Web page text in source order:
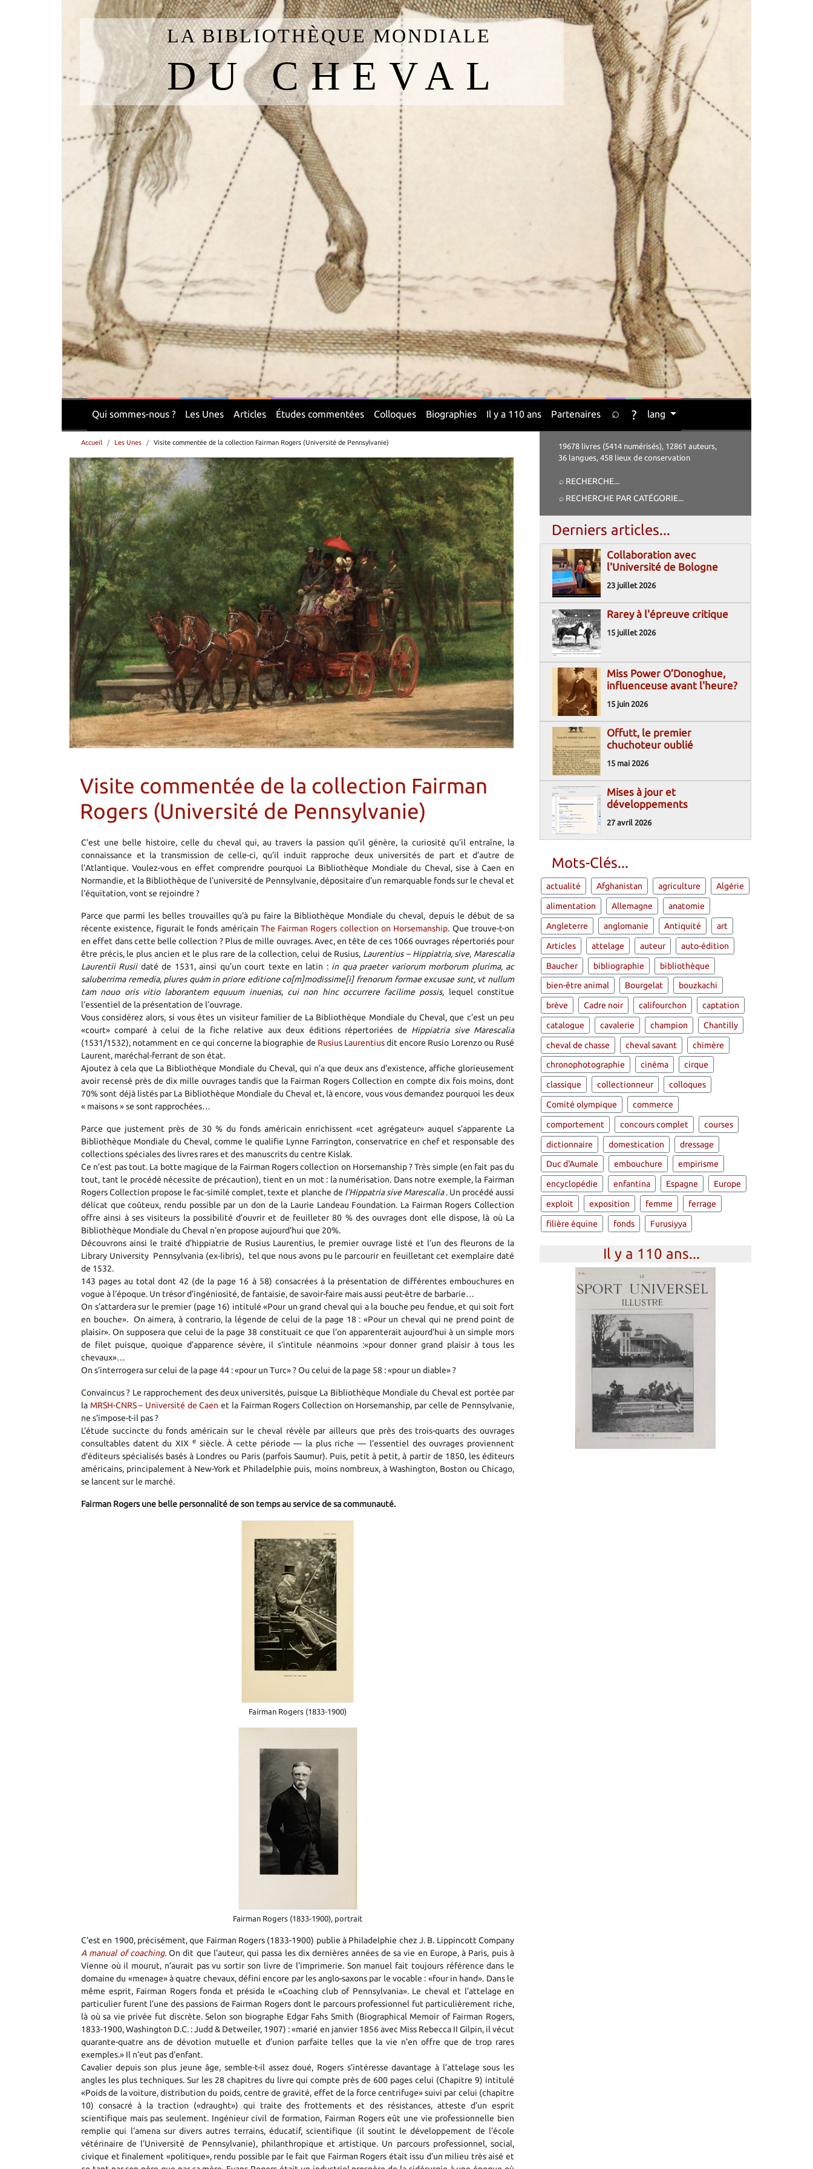
Qui sommes-nous ? Les Unes Articles Études commentées Colloques Biographies Il y a 110 ans Partenaires ⌕ ? lang
Accueil Les Unes Visite commentée de la collection Fairman Rogers (Université de Pennsylvanie)
Visite commentée de la collection Fairman
Rogers (Université de Pennsylvanie)
C’est une belle histoire, celle du cheval qui, au travers la passion qu’il génère, la curiosité qu’il entraîne, la
connaissance et la transmission de celle-ci, qu’il induit rapproche deux universités de part et d’autre de
l’Atlantique. Voulez-vous en effet comprendre pourquoi La Bibliothèque Mondiale du Cheval, sise à Caen en
Normandie, et la Bibliothèque de l’université de Pennsylvanie, dépositaire d’un remarquable fonds sur le cheval et
l’équitation, vont se rejoindre ?
Parce que parmi les belles trouvailles qu’à pu faire la Bibliothèque Mondiale du cheval, depuis le début de sa
récente existence, figurait le fonds américain The Fairman Rogers collection on Horsemanship. Que trouve-t-on
en effet dans cette belle collection ? Plus de mille ouvrages. Avec, en tête de ces 1066 ouvrages répertoriés pour
être précis, le plus ancien et le plus rare de la collection, celui de Rusius, Laurentius – Hippiatria, sive, Marescalia
Laurentii Rusii daté de 1531, ainsi qu’un court texte en latin : in qua praeter variorum morborum plurima, ac
saluberrima remedia, plures quàm in priore editione co[m]modissime[i] frenorum formae excusae sunt, vt nullum
tam nouo oris vitio laborantem equuum inuenias, cui non hinc occurrere facilime possis, lequel constitue
l’essentiel de la présentation de l’ouvrage.
Vous considérez alors, si vous êtes un visiteur familier de La Bibliothèque Mondiale du Cheval, que c’est un peu
«court» comparé à celui de la fiche relative aux deux éditions répertoriées de Hippiatria sive Marescalia
(1531/1532), notamment en ce qui concerne la biographie de Rusius Laurentiusdit encore Rusio Lorenzo ou Rusé
Laurent, maréchal-ferrant de son état.
Ajoutez à cela que La Bibliothèque Mondiale du Cheval, qui n’a que deux ans d’existence, affiche glorieusement
avoir recensé près de dix mille ouvrages tandis que la Fairman Rogers Collection en compte dix fois moins, dont
70% sont déjà listés par La Bibliothèque Mondiale du Cheval et, là encore, vous vous demandez pourquoi les deux
« maisons » se sont rapprochées…
Parce que justement près de 30 % du fonds américain enrichissent «cet agrégateur» auquel s’apparente La
Bibliothèque Mondiale du Cheval, comme le qualifie Lynne Farrington, conservatrice en chef et responsable des
collections spéciales des livres rares et des manuscrits du centre Kislak.
Ce n’est pas tout. La botte magique de la Fairman Rogers collection on Horsemanship ? Très simple (en fait pas du
tout, tant le procédé nécessite de précaution), tient en un mot : la numérisation. Dans notre exemple, la Fairman
Rogers Collection propose le fac-similé complet, texte et planche de l’Hippatria sive Marescalia. Un procédé aussi
délicat que coûteux, rendu possible par un don de la Laurie Landeau Foundation. La Fairman Rogers Collection
offre ainsi à ses visiteurs la possibilité d’ouvrir et de feuilleter 80 % des ouvrages dont elle dispose, là où La
Bibliothèque Mondiale du Cheval n’en propose aujourd’hui que 20%.
Découvrons ainsi le traité d’hippiatrie de Rusius Laurentius, le premier ouvrage listé et l’un des fleurons de la
Library University Pennsylvania (ex-libris), tel que nous avons pu le parcourir en feuilletant cet exemplaire daté
de 1532.
143 pages au total dont 42 (de la page 16 à 58) consacrées à la présentation de différentes embouchures en
vogue à l’époque. Un trésor d’ingéniosité, de fantaisie, de savoir-faire mais aussi peut-être de barbarie…
On s’attardera sur le premier (page 16) intitulé «Pour un grand cheval qui a la bouche peu fendue, et qui soit fort
en bouche». On aimera, à contrario, la légende de celui de la page 18 : «Pour un cheval qui ne prend point de
plaisir». On supposera que celui de la page 38 constituait ce que l’on apparenterait aujourd’hui à un simple mors
de filet puisque, quoique d’apparence sévère, il s’intitule néanmoins :«pour donner grand plaisir à tous les
chevaux»…
On s’interrogera sur celui de la page 44 : «pour un Turc» ? Ou celui de la page 58 : «pour un diable» ?
Convaincus ? Le rapprochement des deux universités, puisque La Bibliothèque Mondiale du Cheval est portée par
la MRSH-CNRS – Université de Caenet la Fairman Rogers Collection on Horsemanship, par celle de Pennsylvanie,
ne s’impose-t-il pas ?
L’étude succincte du fonds américain sur le cheval révèle par ailleurs que près des trois-quarts des ouvrages
consultables datent du XIX e siècle. À cette période — la plus riche — l’essentiel des ouvrages proviennent
d’éditeurs spécialisés basés à Londres ou Paris (parfois Saumur). Puis, petit à petit, à partir de 1850, les éditeurs
américains, principalement à New-York et Philadelphie puis, moins nombreux, à Washington, Boston ou Chicago,
se lancent sur le marché.
Fairman Rogers une belle personnalité de son temps au service de sa communauté.
Fairman Rogers (1833-1900)
Fairman Rogers (1833-1900), portrait
C’est en 1900, précisément, que Fairman Rogers (1833-1900) publie à Philadelphie chez J. B. Lippincott Company
A manual of coaching.On dit que l’auteur, qui passa les dix dernières années de sa vie en Europe, à Paris, puis à
Vienne où il mourut, n’aurait pas vu sortir son livre de l’imprimerie. Son manuel fait toujours référence dans le
domaine du «menage» à quatre chevaux, défini encore par les anglo-saxons par le vocable : «four in hand». Dans le
même esprit, Fairman Rogers fonda et présida le «Coaching club of Pennsylvania». Le cheval et l’attelage en
particulier furent l’une des passions de Fairman Rogers dont le parcours professionnel fut particulièrement riche,
là où sa vie privée fut discrète. Selon son biographe Edgar Fahs Smith (Biographical Memoir of Fairman Rogers,
1833-1900, Washington D.C. : Judd & Detweiler, 1907) : «marié en janvier 1856 avec Miss Rebecca II Gilpin, il vécut
quarante-quatre ans de dévotion mutuelle et d’union parfaite telles que la vie n’en offre que de trop rares
exemples.» Il n’eut pas d’enfant.
Cavalier depuis son plus jeune âge, semble-t-il assez doué, Rogers s’intéresse davantage à l’attelage sous les
angles les plus techniques. Sur les 28 chapitres du livre qui compte près de 600 pages celui (Chapitre 9) intitulé
«Poids de la voiture, distribution du poids, centre de gravité, effet de la force centrifuge» suivi par celui (chapitre
10) consacré à la traction («draught») qui traite des frottements et des résistances, atteste d’un esprit
scientifique mais pas seulement. Ingénieur civil de formation, Fairman Rogers eût une vie professionnelle bien
remplie qui l’amena sur divers autres terrains, éducatif, scientifique (il soutint le développement de l’école
vétérinaire de l’Université de Pennsylvanie), philanthropique et artistique. Un parcours professionnel, social,
civique et finalement «politique», rendu possible par le fait que Fairman Rogers était issu d’un milieu très aisé et
19678 livres (5414 numérisés), 12861 auteurs,
36 langues, 458 lieux de conservation
⌕ RECHERCHE...
⌕ RECHERCHE PAR CATÉGORIE...
Derniers articles...
Collaboration avec
l'Université de Bologne
23 juillet 2026
Rarey à l'épreuve critique
15 juillet 2026
Miss Power O’Donoghue,
influenceuse avant l'heure?
15 juin 2026
Offutt, le premier
chuchoteur oublié
15 mai 2026
Mises à jour et
développements
27 avril 2026
Mots-Clés...
actualité Afghanistan agriculture Algérie
alimentation Allemagne anatomie
Angleterre anglomanie Antiquité art
Articles attelage auteur auto-édition
Baucher bibliographie bibliothèque
bien-être animal Bourgelat bouzkachi
brève Cadre noir califourchon captation
catalogue cavalerie champion Chantilly
cheval de chasse cheval savant chimère
chronophotographie cinéma cirque
classique collectionneur colloques
Comité olympique commerce
comportement concours complet courses
dictionnaire domestication dressage
Duc d'Aumale embouchure empirisme
encyclopédie enfantina Espagne Europe
exploit exposition femme ferrage
filière équine fonds Furusiyya
Il y a 110 ans...
LA BIBLIOTHÈQUE MONDIALE
DU CHEVAL